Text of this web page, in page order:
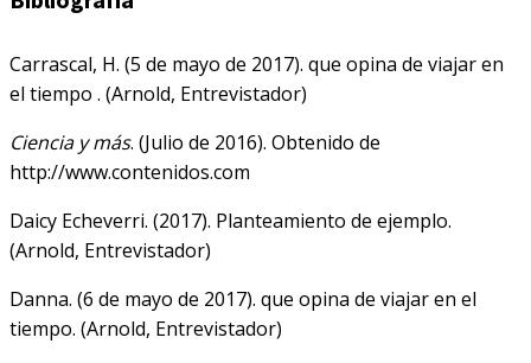
Carrascal, H. (5 de mayo de 2017). que opina de viajar en
el tiempo . (Arnold, Entrevistador)
Ciencia y más. (Julio de 2016). Obtenido de
http://www.contenidos.com
Daicy Echeverri. (2017). Planteamiento de ejemplo.
(Arnold, Entrevistador)
Danna. (6 de mayo de 2017). que opina de viajar en el
tiempo. (Arnold, Entrevistador)